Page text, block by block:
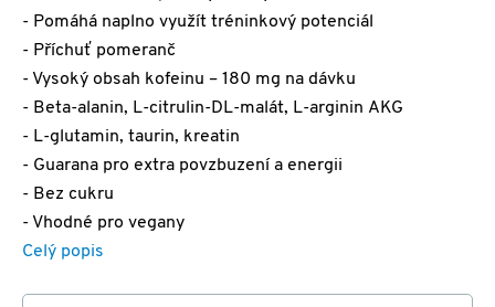
- Pomáhá naplno využít tréninkový potenciál
- Příchuť pomeranč
- Vysoký obsah kofeinu – 180 mg na dávku
- Beta-alanin, L-citrulin-DL-malát, L-arginin AKG
- L-glutamin, taurin, kreatin
- Guarana pro extra povzbuzení a energii
- Bez cukru
- Vhodné pro vegany
Celý popis